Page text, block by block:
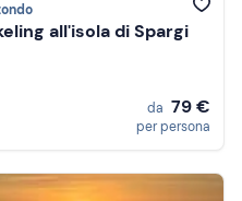
all'isola di Spargi
da 79 €
per persona